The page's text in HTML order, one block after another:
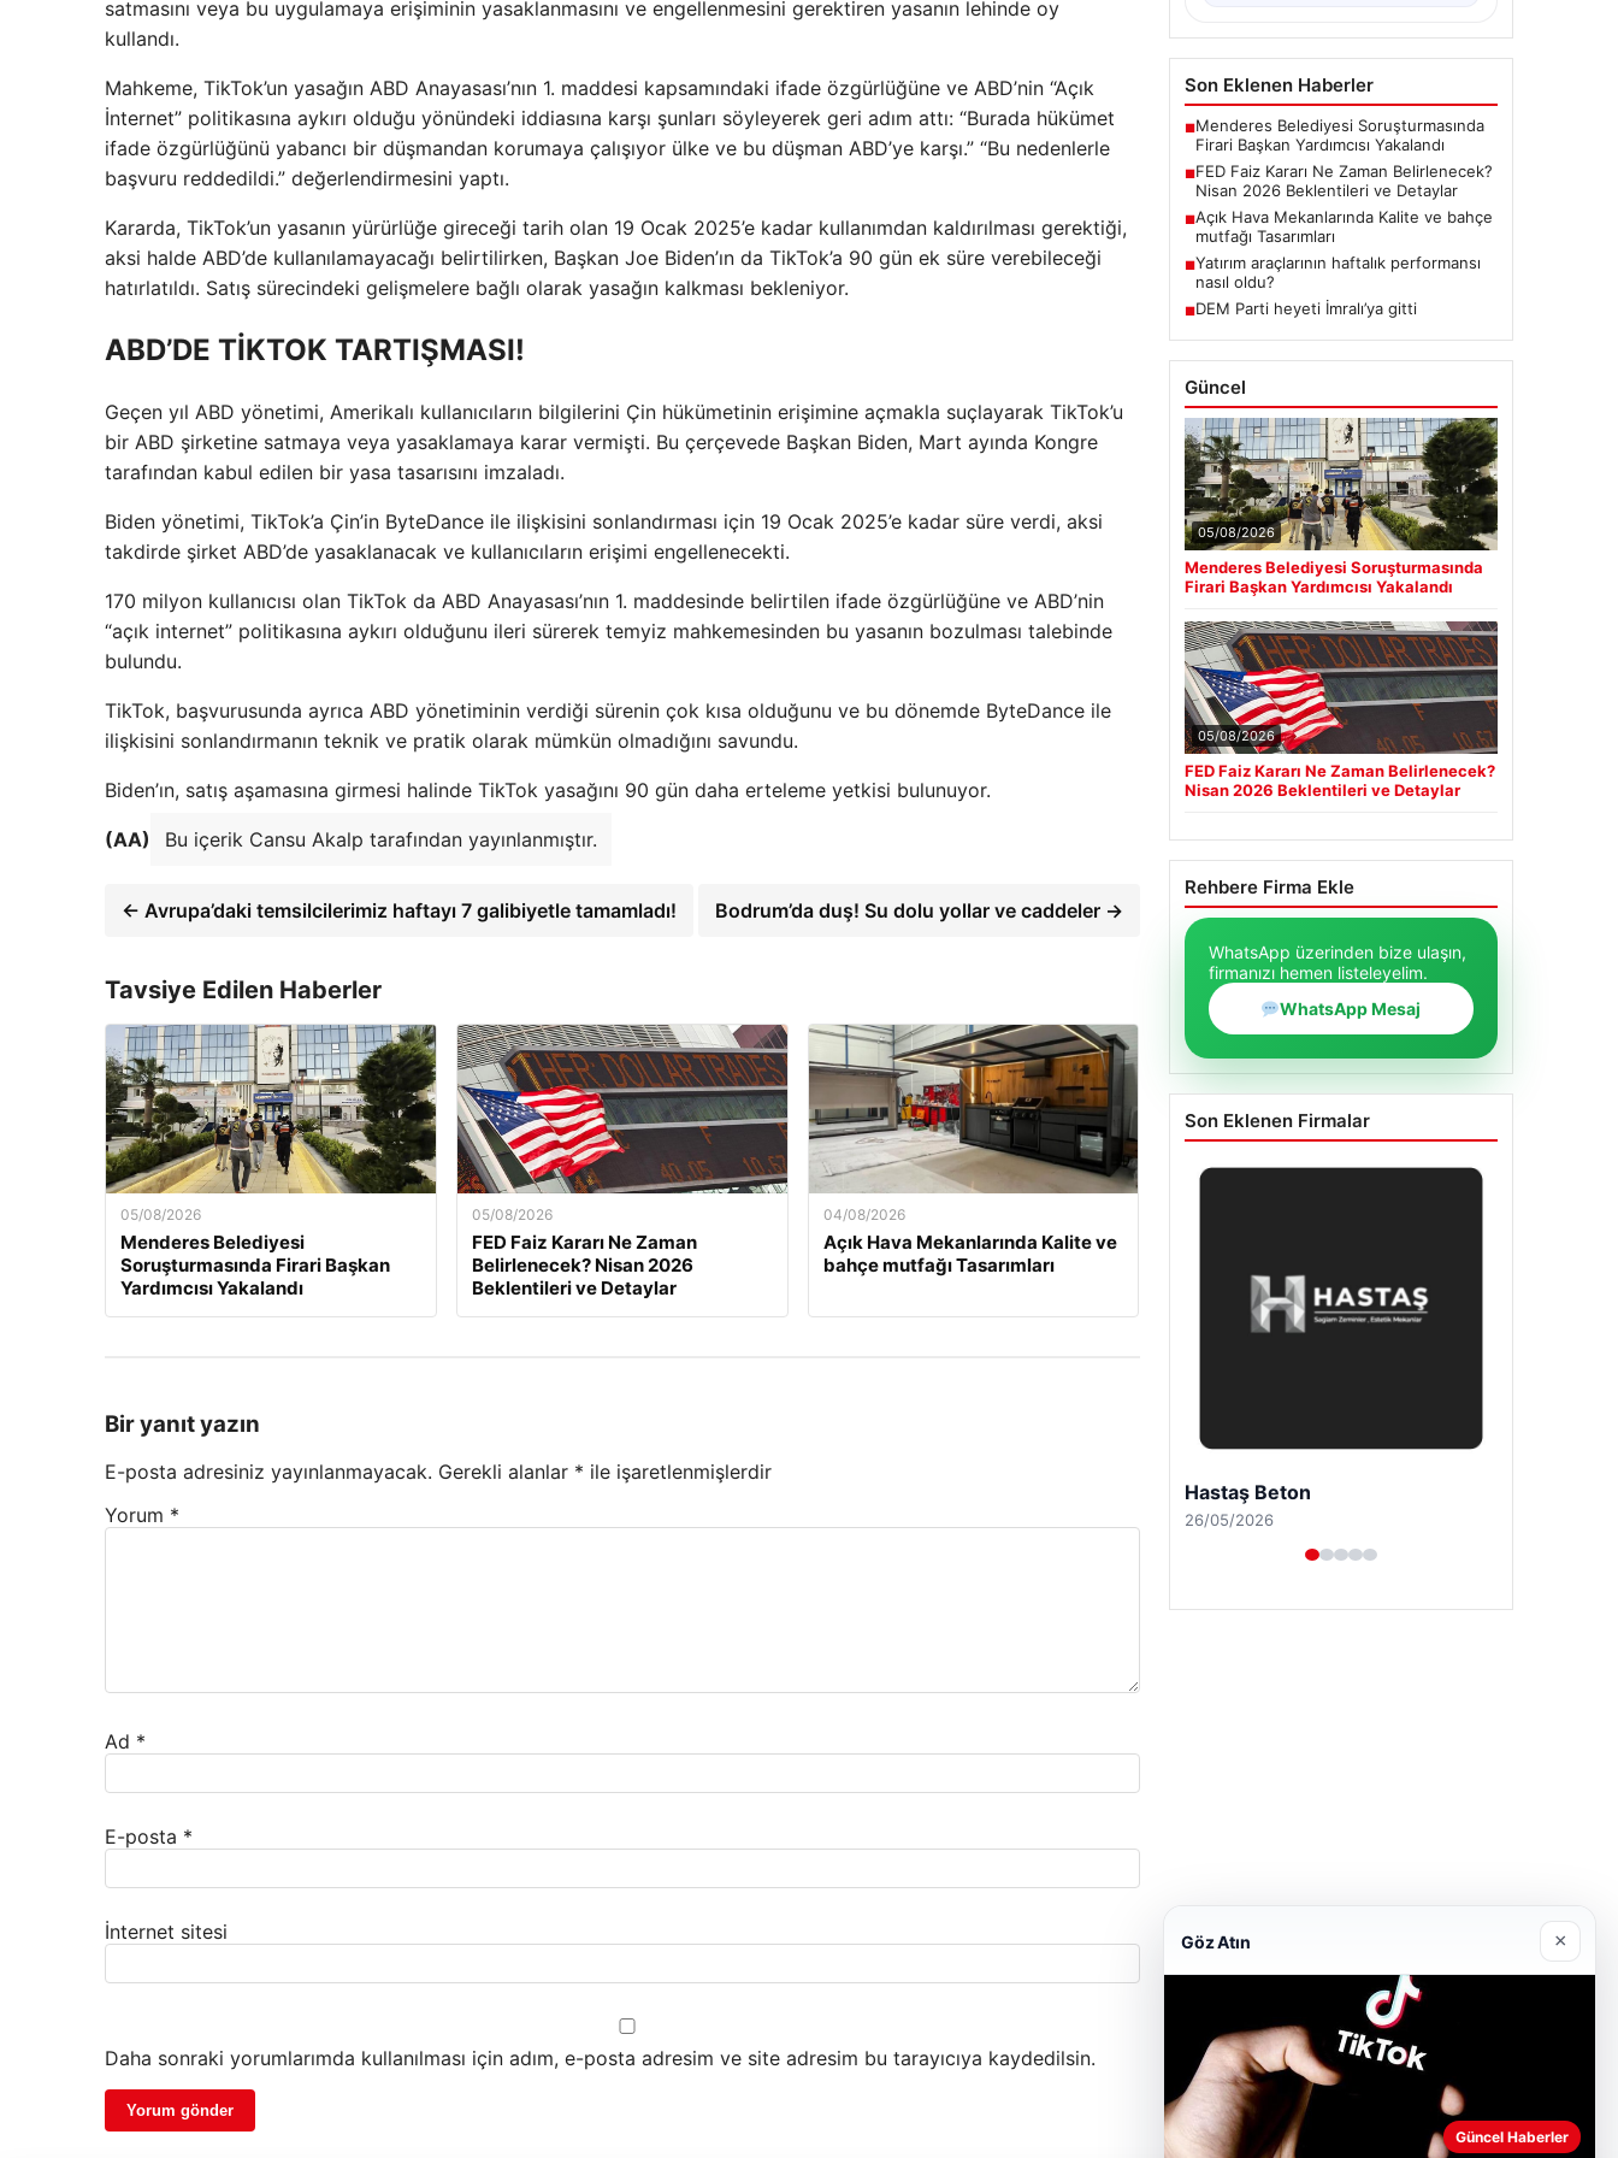
satmasını veya bu uygulamaya erişiminin yasaklanmasını ve engellenmesini gerektiren yasanın lehinde oy
kullandı.
Mahkeme, TikTok’un yasağın ABD Anayasası’nın 1. maddesi kapsamındaki ifade özgürlüğüne ve ABD’nin “Açık
İnternet” politikasına aykırı olduğu yönündeki iddiasına karşı şunları söyleyerek geri adım attı: “Burada hükümet
ifade özgürlüğünü yabancı bir düşmandan korumaya çalışıyor ülke ve bu düşman ABD’ye karşı.” “Bu nedenlerle
başvuru reddedildi.” değerlendirmesini yaptı.
Kararda, TikTok’un yasanın yürürlüğe gireceği tarih olan 19 Ocak 2025’e kadar kullanımdan kaldırılması gerektiği,
aksi halde ABD’de kullanılamayacağı belirtilirken, Başkan Joe Biden’ın da TikTok’a 90 gün ek süre verebileceği
hatırlatıldı. Satış sürecindeki gelişmelere bağlı olarak yasağın kalkması bekleniyor.
ABD’DE TİKTOK TARTIŞMASI!
Geçen yıl ABD yönetimi, Amerikalı kullanıcıların bilgilerini Çin hükümetinin erişimine açmakla suçlayarak TikTok’u
bir ABD şirketine satmaya veya yasaklamaya karar vermişti. Bu çerçevede Başkan Biden, Mart ayında Kongre
tarafından kabul edilen bir yasa tasarısını imzaladı.
Biden yönetimi, TikTok’a Çin’in ByteDance ile ilişkisini sonlandırması için 19 Ocak 2025’e kadar süre verdi, aksi
takdirde şirket ABD’de yasaklanacak ve kullanıcıların erişimi engellenecekti.
170 milyon kullanıcısı olan TikTok da ABD Anayasası’nın 1. maddesinde belirtilen ifade özgürlüğüne ve ABD’nin
“açık internet” politikasına aykırı olduğunu ileri sürerek temyiz mahkemesinden bu yasanın bozulması talebinde
bulundu.
TikTok, başvurusunda ayrıca ABD yönetiminin verdiği sürenin çok kısa olduğunu ve bu dönemde ByteDance ile
ilişkisini sonlandırmanın teknik ve pratik olarak mümkün olmadığını savundu.
Biden’ın, satış aşamasına girmesi halinde TikTok yasağını 90 gün daha erteleme yetkisi bulunuyor.
(AA) Bu içerik Cansu Akalp tarafından yayınlanmıştır.
← Avrupa’daki temsilcilerimiz haftayı 7 galibiyetle tamamladı! Bodrum’da duş! Su dolu yollar ve caddeler →
Tavsiye Edilen Haberler
05/08/2026
Menderes Belediyesi
Soruşturmasında Firari Başkan
Yardımcısı Yakalandı
05/08/2026
FED Faiz Kararı Ne Zaman
Belirlenecek? Nisan 2026
Beklentileri ve Detaylar
04/08/2026
Açık Hava Mekanlarında Kalite ve
bahçe mutfağı Tasarımları
Bir yanıt yazın
E-posta adresiniz yayınlanmayacak. Gerekli alanlar * ile işaretlenmişlerdir
Yorum *
Ad *
E-posta *
İnternet sitesi
Daha sonraki yorumlarımda kullanılması için adım, e-posta adresim ve site adresim bu tarayıcıya kaydedilsin.
Son Eklenen Haberler
■Menderes Belediyesi Soruşturmasında
Firari Başkan Yardımcısı Yakalandı
■FED Faiz Kararı Ne Zaman Belirlenecek?
Nisan 2026 Beklentileri ve Detaylar
■Açık Hava Mekanlarında Kalite ve bahçe
mutfağı Tasarımları
■Yatırım araçlarının haftalık performansı
nasıl oldu?
■DEM Parti heyeti İmralı’ya gitti
Güncel
05/08/2026
Menderes Belediyesi Soruşturmasında
Firari Başkan Yardımcısı Yakalandı
05/08/2026
FED Faiz Kararı Ne Zaman Belirlenecek?
Nisan 2026 Beklentileri ve Detaylar
Rehbere Firma Ekle
WhatsApp üzerinden bize ulaşın,
firmanızı hemen listeleyelim.
WhatsApp Mesaj
Son Eklenen Firmalar
Enes Kaplan Avukatlık Bürosu
28/04/2026
Göz Atın ×
Güncel Haberler